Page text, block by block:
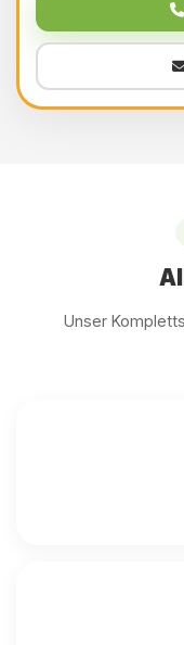
Unser